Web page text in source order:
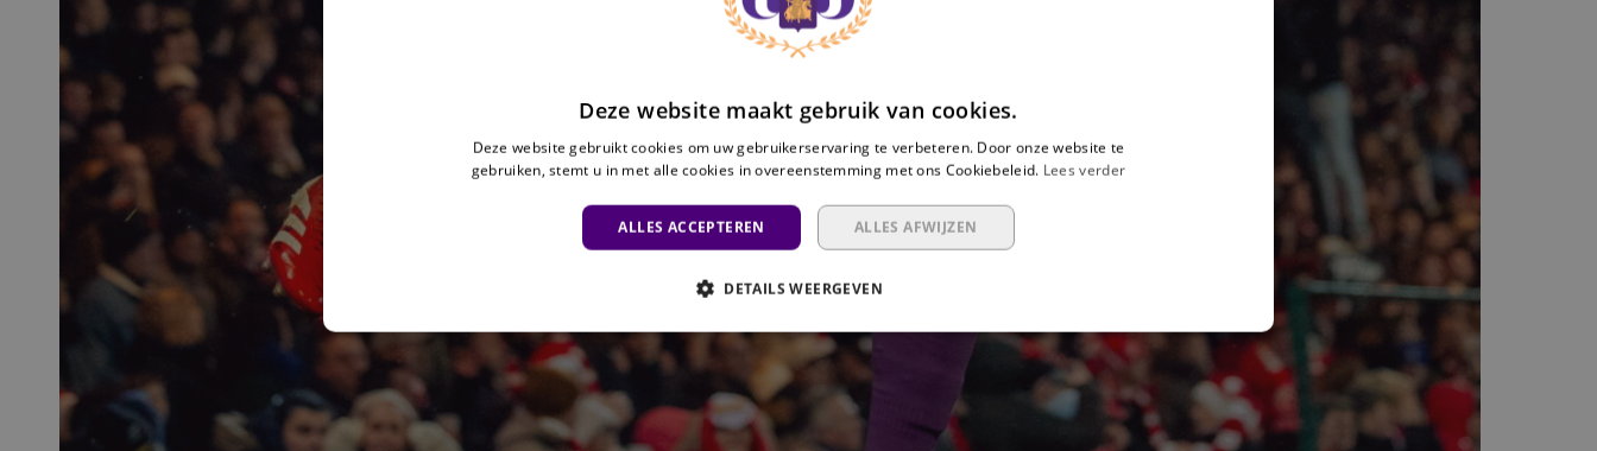
Deze website maakt gebruik van cookies.
Deze website gebruikt cookies om uw gebruikerservaring te verbeteren. Door onze website te
gebruiken, stemt u in met alle cookies in overeenstemming met ons Cookiebeleid. Lees verder
ALLES ACCEPTEREN ALLES AFWIJZEN
DETAILS WEERGEVEN